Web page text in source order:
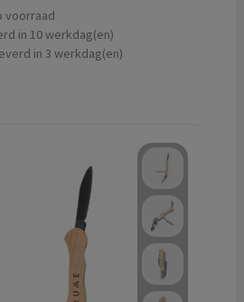
in 10 werkdag(en)
in 3 werkdag(en)